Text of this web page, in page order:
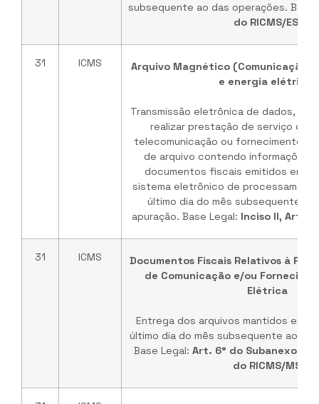
subsequente ao das operações. Base
do RICMS/ES
31 ICMS
Arquivo Magnético (Comunicação,
e energia elétrica)
Transmissão eletrônica de dados,
realizar prestação de serviço de
telecomunicação ou fornecimento
de arquivo contendo informações
documentos fiscais emitidos em
sistema eletrônico de
último dia do mês subsequente
apuração. Base Legal: Inciso II, Art.
31 ICMS
Documentos Fiscais Relativos à
de Comunicação e/ou
Elétrica
Entrega dos arquivos mantidos em
último dia do mês subsequente ao
Base Legal: Art. 6° do Subanexo
do RICMS/MS